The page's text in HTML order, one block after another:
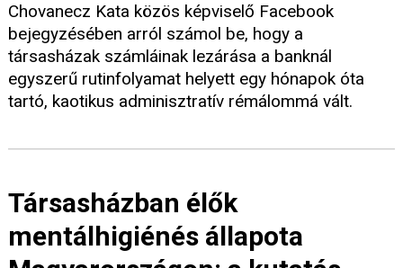
Chovanecz Kata közös képviselő Facebook
bejegyzésében arról számol be, hogy a
társasházak számláinak lezárása a banknál
egyszerű rutinfolyamat helyett egy hónapok óta
tartó, kaotikus adminisztratív rémálommá vált.
Társasházban élők
mentálhigiénés állapota